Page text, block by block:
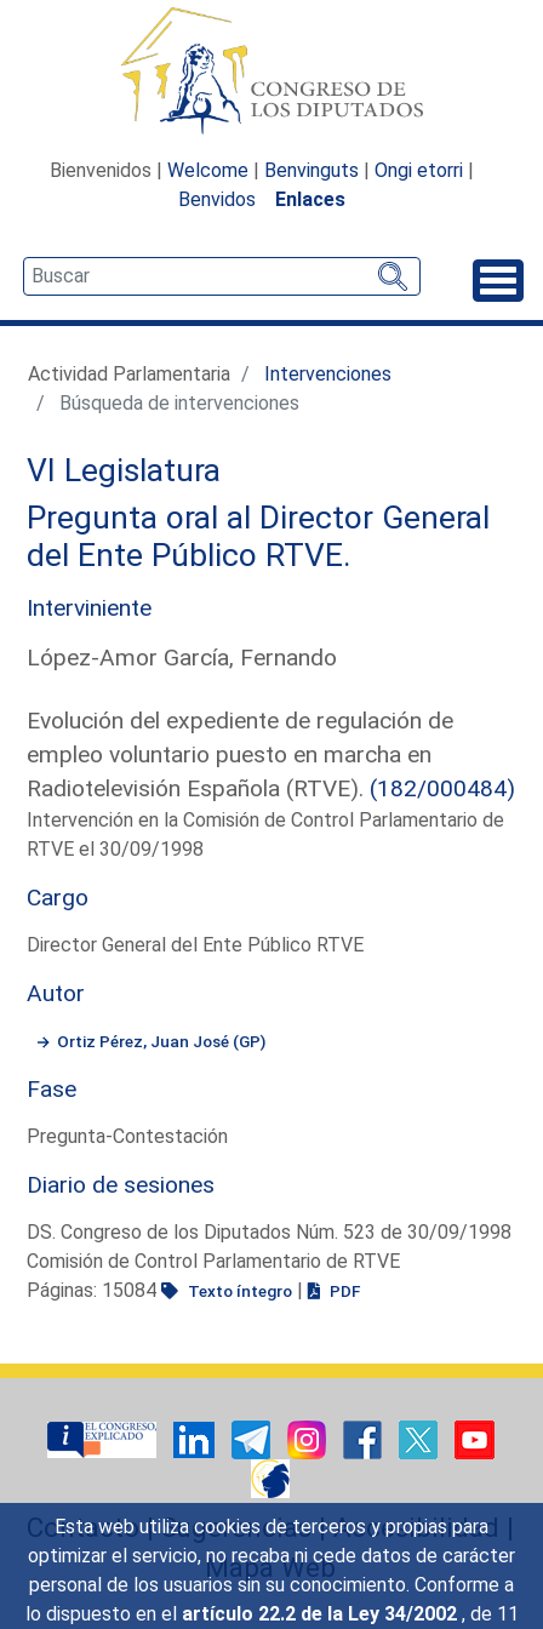
Esta web utiliza cookies de terceros y propias para
optimizar el servicio, no recaba ni cede datos de carácter
personal de los usuarios sin su conocimiento. Conforme a
lo dispuesto en el artículo 22.2 de la Ley 34/2002 , de 11
Bienvenidos | Welcome | Benvinguts | Ongi etorri |
Benvidos
Enlaces
Actividad Parlamentaria
Intervenciones
Búsqueda de intervenciones
VI Legislatura
Pregunta oral al Director General
del Ente Público RTVE.
Interviniente
López-Amor García, Fernando
Evolución del expediente de regulación de
empleo voluntario puesto en marcha en
Radiotelevisión Española (RTVE). (182/000484)
Intervención en la Comisión de Control Parlamentario de
RTVE el 30/09/1998
Cargo
Director General del Ente Público RTVE
Autor
Ortiz Pérez, Juan José (GP)
Fase
Pregunta-Contestación
Diario de sesiones
DS. Congreso de los Diputados Núm. 523 de 30/09/1998
Comisión de Control Parlamentario de RTVE
Páginas: 15084
Texto íntegro | PDF
Contacto|Sugerencias|Accesibilidad |
Mapa Web